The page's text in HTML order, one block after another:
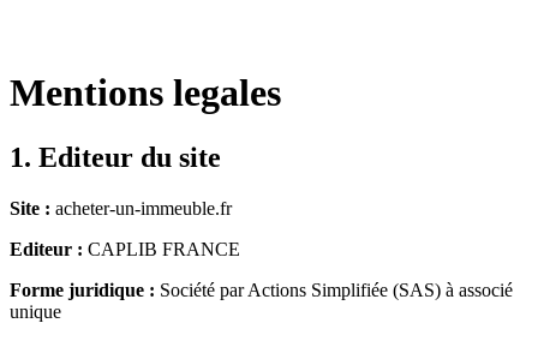
Mentions legales
1. Editeur du site
Site : acheter-un-immeuble.fr
Editeur : CAPLIB FRANCE
Forme juridique : Société par Actions Simplifiée (SAS) à associé
unique